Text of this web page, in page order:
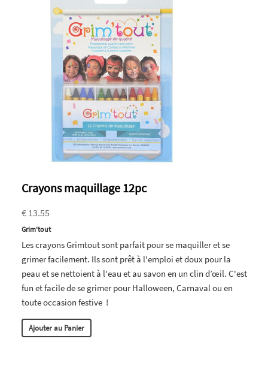
Crayons maquillage 12pc
€ 13.55
Grim'tout
Les crayons Grimtout sont parfait pour se maquiller et se
grimer facilement. Ils sont prêt à l'emploi et doux pour la
peau et se nettoient à l'eau et au savon en un clin d’œil. C'est
fun et facile de se grimer pour Halloween, Carnaval ou en
toute occasion festive !
Ajouter au Panier